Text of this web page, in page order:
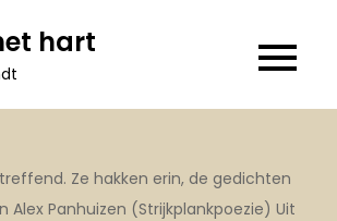
hart
Ze hakken erin, de gedichten
Alex Panhuizen (Strijkplankpoezie) Uit